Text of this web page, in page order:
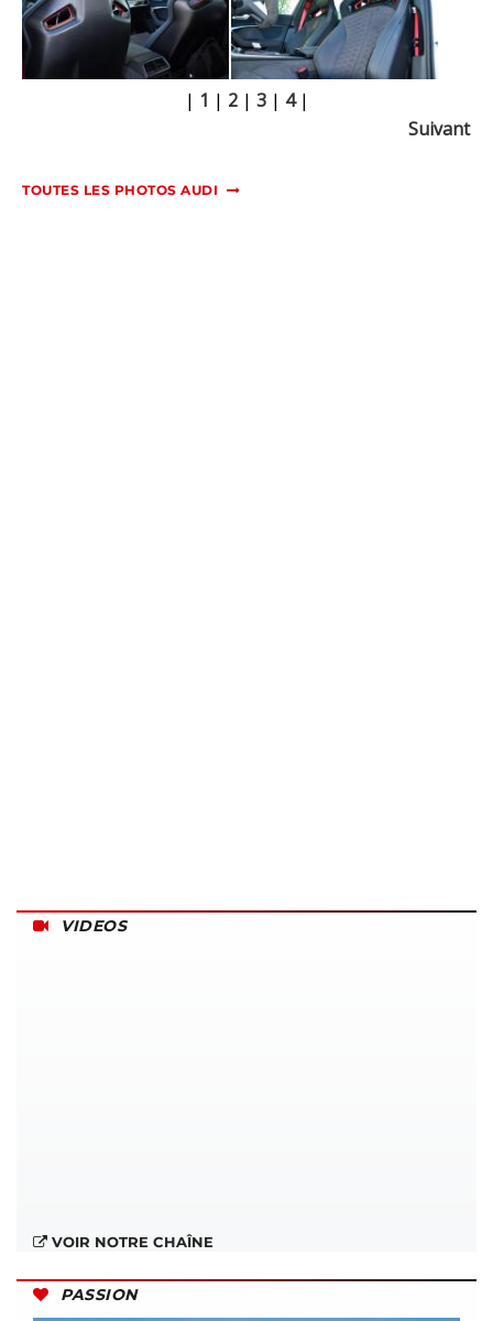
| 1 | 2| 3| 4|
Suivant
TOUTES LES PHOTOS AUDI
VIDEOS
VOIR NOTRE CHAÎNE
PASSION